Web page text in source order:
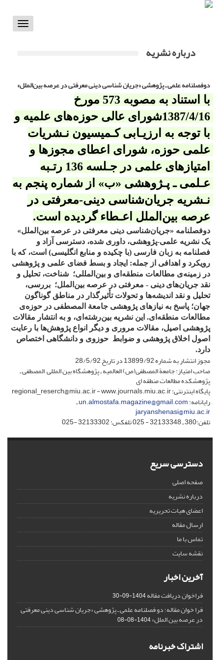
Toggle
درباره نشریه
دوفصلنامه علمی ـ پژوهشی «جریان شناسی دینی معرفتی در عرصه بین‌الملل»
1387/4/16شورای عالی حوزه­‌های علمیه
علمی حوزه،
عـلمی ـ پـژوهشی «ب»
عرصه بین‌الملل اعـطاء گردیده است.
دوفصلنامه «جریان‌شناسی دینی معرفتی در عرصه بین‌الملل»
یک نشریه علمی-پژوهشی، داوری شده، دسترسی آزاد و
فصلنامه به زبان فارسی (با چکیده و منابع انگلیسی) است، که با
رویکرد و اهدافی از جمله: ایجاد و بسط فضای علمی و پژوهشی
در زمینه‌ی مطالعات منطقه‌ای و بین‌المللی؛ شناخت، تحلیل و
نقد جریان‌های دینی - معرفتی در عرصه بین‌الملل؛ بررسی،
تحلیل و نقد اندیشه‌ها و تحولات تأثیرگذار در مناطق گوناگون
جهان؛ پاسخ به نیازهای پژوهشی جامعة المصطفی در حوزه‌ی
مطالعات منطقه‌ای. این نشریه بین‌رشته‌ای، و به انتشار مقالات
پژوهشی اصیل، مقالات مروری و دیگر انواع پژوهش‌ها با رعایت
اصول اخلاق پژوهشی و ضوابط حوزوی و دانشگاهی اختصاص
دارد.
مجوز انتشار به شماره 13899/92 در تاریخ 28/5/92
صاحب امتیاز: جامعة المصطفی(ص) العالمیه ـ پژوهشگاه بین المللی المصطفی ـ
پژوهشکده مطالعات منطقه ای
پایگاه اینترنتی: regional_reserch@miu.ac.ir - www.journals.miu.ac.ir
رایانامه:un.almostafa.magazine@gmail.comـ
jaryanshenasi@miu.ac.ir
تلفن:380 ـ 32133348 - 025 تلفکس: 32133302 -025
دسترسی سریع
صفحه اصلی
درباره نشریه
اعضای هیات تحریریه
ارسال مقاله
تماس با ما
نقشه سایت
آخرین اخبار
فراخوان دریافت مقاله1404-09-30
فرا خوان مقاله؛ دو فصلنامه علمی ـ پژوهشی «جریان شناسی دینی معرفتی
در عرصه بین الملل»1404-08-08
اشتراک خبرنامه